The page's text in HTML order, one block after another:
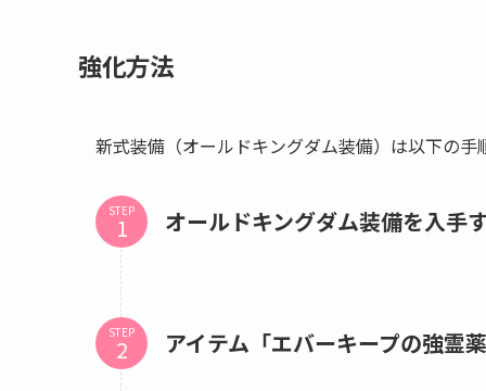
強化方法
新式装備（オールドキングダム装備）は以下の手
STEP オールドキングダム装備を入手
STEP アイテム「エバーキープの強霊